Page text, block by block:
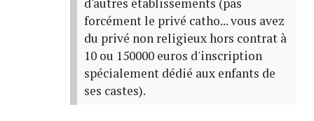
d'autres établissements (pas
forcément le privé catho... vous avez
du privé non religieux hors contrat à
10 ou 150000 euros d'inscription
spécialement dédié aux enfants de
ses castes).